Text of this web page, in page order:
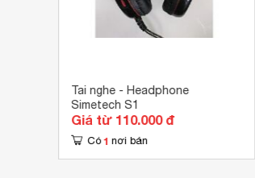
Tai nghe - Headphone
Simetech S1
Giá từ 110.000 đ
Có 1 nơi bán